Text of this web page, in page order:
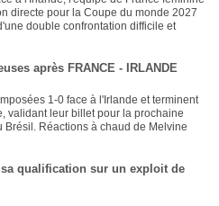
directe pour la Coupe du monde 2027
double confrontation difficile et
après FRANCE - IRLANDE
1-0 face à l'Irlande et terminent
validant leur billet pour la prochaine
Brésil. Réactions à chaud de Melvine
sa qualification sur un exploit de